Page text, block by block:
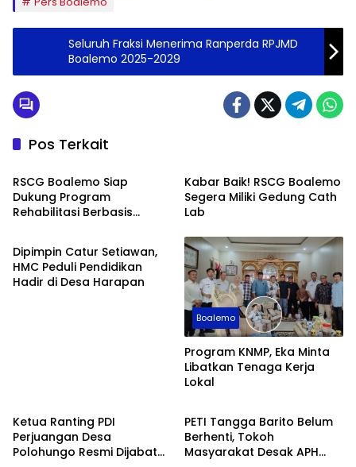
Seluruh Fraksi Menerima Ranperda RPJMD
Boalemo 2025-2029
Pos Terkait
Boalemo
RSCG Boalemo Siap
Dukung Program
Rehabilitasi Berbasis
Kabar Baik! RSCG Boalemo
Segera Miliki Gedung Cath
Lab
Boalemo
Dipimpin Catur Setiawan,
HMC Peduli Pendidikan
Hadir di Desa Harapan
Boalemo
Program KNMP, Eka Minta
Libatkan Tenaga Kerja
Lokal
Ketua Ranting PDI
Perjuangan Desa
Polohungo Resmi Dijabat
Boalemo
PETI Tangga Barito Belum
Berhenti, Tokoh
Masyarakat Desak APH